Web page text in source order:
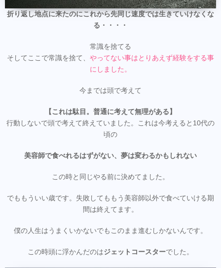
折り返し地点に来たのにこれから先同じ速度では生きていけなくな
る・・・・
常識を捨てる
そしてここで常識を捨て、 やってない事はとりあえず経験をする事
にしました。
今までは頭で考えて
【これは駄目。普通に考えて無理がある】
行動しないで頭で考えて終えていました。これは今考えると10代の
頃の
美容師で食べれるはずがない、夢は変わるかもしれない
この時と同じやる前に決めてました。
でももういい歳です。失敗してももう美容師以外で食べていける期
間は終えてます。
僕の人生はうまくいかないでもこのまま進むしかないんです。
この時頭に浮かんだのはジェットコースターでした。